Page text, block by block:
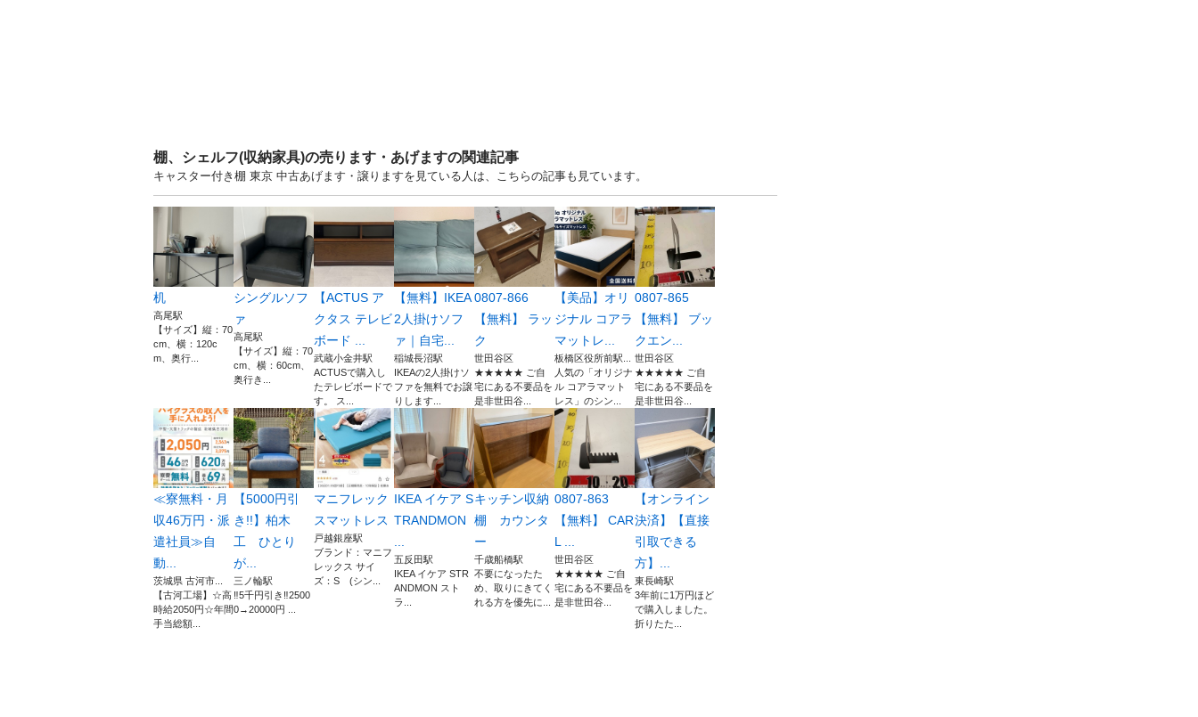
棚、シェルフ(収納家具)の売ります・あげますの関連記事
キャスター付き棚 東京 中古あげます・譲りますを見ている人は、こちらの記事も見ています。
机
高尾駅
【サイズ】縦：70
cm、横：120c
m、奥行...
シングルソフ
ァ
高尾駅
【サイズ】縦：70
cm、横：60cm、
奥行き...
【ACTUS ア
クタス テレビ
ボード ...
武蔵小金井駅
ACTUSで購入し
たテレビボードで
す。 ス...
【無料】IKEA
2人掛けソフ
ァ｜自宅...
稲城長沼駅
IKEAの2人掛けソ
ファを無料でお譲
りします...
0807-866
【無料】 ラッ
ク
世田谷区
★★★★★ ご自
宅にある不要品を
是非世田谷...
【美品】オリ
ジナル コアラ
マットレ...
板橋区役所前駅...
人気の「オリジナ
ル コアラマット
レス」のシン...
0807-865
【無料】 ブッ
クエン...
世田谷区
★★★★★ ご自
宅にある不要品を
是非世田谷...
≪寮無料・月
収46万円・派
遣社員≫自
動...
茨城県 古河市...
【古河工場】☆高
時給2050円☆年間
手当総額...
【5000円引
き!!】柏木
工 ひとり
が...
三ノ輪駅
‼️5千円引き‼️2500
0→20000円 ...
マニフレック
スマットレス
戸越銀座駅
ブランド：マニフ
レックス サイ
ズ：S (シン...
IKEA イケア S
TRANDMON
...
五反田駅
IKEA イケア STR
ANDMON スト
ラ...
キッチン収納
棚 カウンタ
ー
千歳船橋駅
不要になったた
め、取りにきてく
れる方を優先に...
0807-863
【無料】 CAR
L ...
世田谷区
★★★★★ ご自
宅にある不要品を
是非世田谷...
【オンライン
決済】【直接
引取できる
方】...
東長崎駅
3年前に1万円ほど
で購入しました。
折りたた...